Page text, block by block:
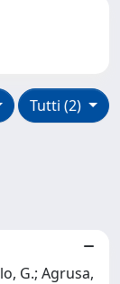
Tutti (2)
G.; Agrusa,